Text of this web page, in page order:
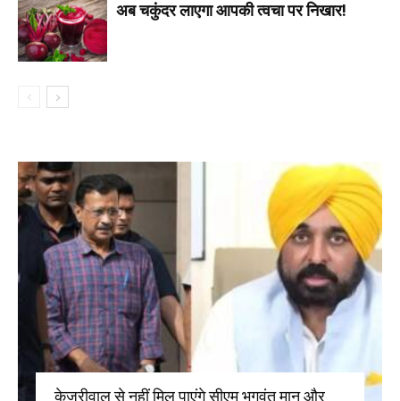
अब चकुंदर लाएगा आपकी त्वचा पर निखार!
केजरीवाल से नहीं मिल पाएंगे सीएम भगवंत मान और